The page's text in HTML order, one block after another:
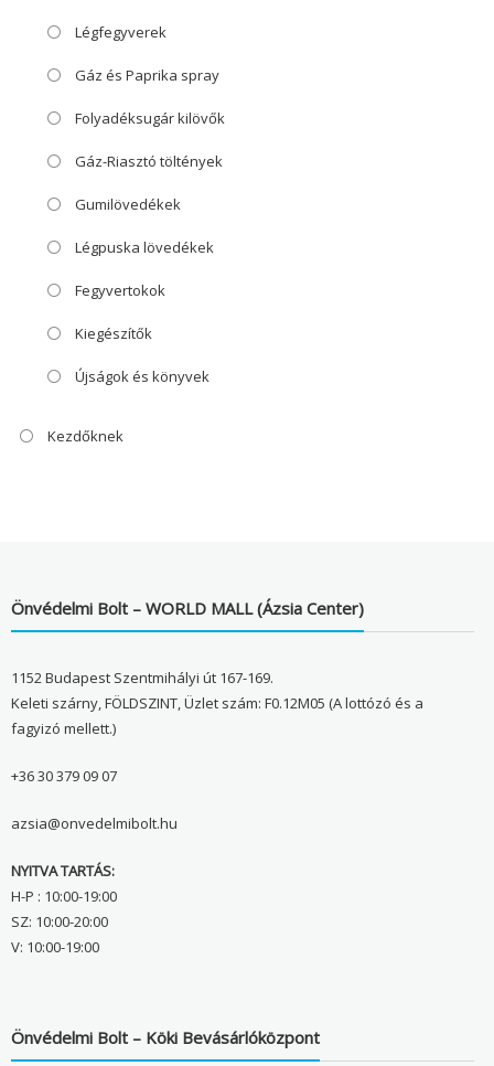
Légfegyverek
Gáz és Paprika spray
Folyadéksugár kilövők
Gáz-Riasztó töltények
Gumilövedékek
Légpuska lövedékek
Fegyvertokok
Kiegészítők
Újságok és könyvek
Kezdőknek
Önvédelmi Bolt – WORLD MALL (Ázsia Center)
1152 Budapest Szentmihályi út 167-169.
Keleti szárny, FÖLDSZINT, Üzlet szám: F0.12M05 (A lottózó és a
fagyizó mellett.)
+36 30 379 09 07
azsia@onvedelmibolt.hu
NYITVA TARTÁS:
H-P : 10:00-19:00
SZ: 10:00-20:00
V: 10:00-19:00
Önvédelmi Bolt – Köki Bevásárlóközpont